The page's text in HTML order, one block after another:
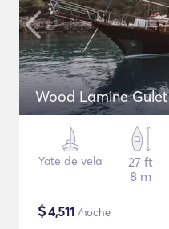
Wood Lamine Gulet
Yate de vela
27 ft
8 m
$4,511 /noche